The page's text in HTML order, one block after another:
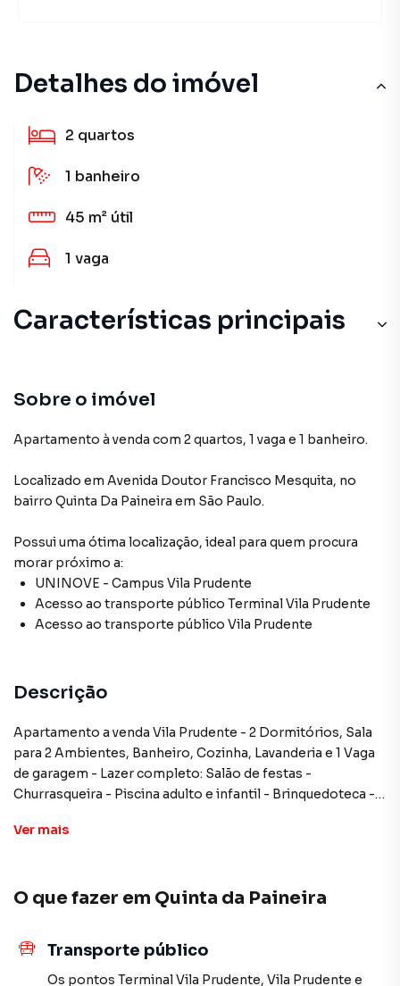
Detalhes do imóvel
2 quartos
1 banheiro
45 m² útil
1 vaga
Características principais
Sobre o imóvel
Apartamento à venda com 2 quartos, 1 vaga e 1 banheiro.
Localizado em Avenida Doutor Francisco Mesquita, no
bairro Quinta Da Paineira em São Paulo.
Possui uma ótima localização, ideal para quem procura
morar próximo a:
UNINOVE - Campus Vila Prudente
Acesso ao transporte público Terminal Vila Prudente
Acesso ao transporte público Vila Prudente
Descrição
Apartamento a venda Vila Prudente - 2 Dormitórios, Sala
para 2 Ambientes, Banheiro, Cozinha, Lavanderia e 1 Vaga
de garagem - Lazer completo: Salão de festas -
Churrasqueira - Piscina adulto e infantil - Brinquedoteca -
Bicicletário - Academia - Comodidades: Lavanderia Omo -
🛍️, Padaria Cepam 🍞 e Estação Tamanduateí
dormitórios , regiões Tatuapé , Vila Formosa ,Vila Carrão
de até 700 mil.
Estuda Proposta e Financiamento.
Ver mais
O que fazer em Quinta da Paineira
Transporte público
Os pontos Terminal Vila Prudente, Vila Prudente e